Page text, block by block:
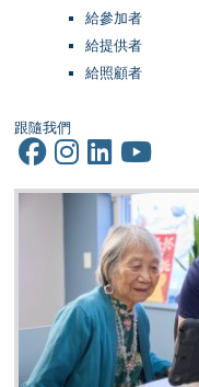
給參加者
給提供者
給照顧者
跟隨我們